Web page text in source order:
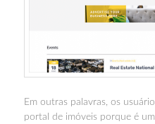
Em outras palavras, os
portal de imóveis porque é